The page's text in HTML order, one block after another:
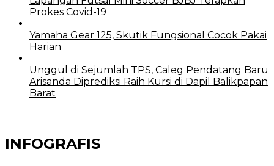
Prokes Covid-19
Yamaha Gear 125, Skutik Fungsional Cocok Pakai
Harian
Unggul di Sejumlah TPS, Caleg Pendatang Baru
Arisanda Diprediksi Raih Kursi di Dapil Balikpapan
Barat
INFOGRAFIS